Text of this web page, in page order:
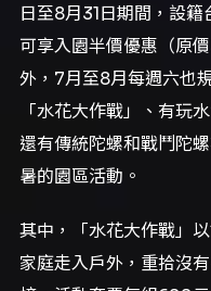
日至8月31日期間，設
可享入園半價優惠（原
外，7月至8月每週六也
「水花大作戰」、有玩
還有傳統陀螺和戰鬥陀
暑的園區活動。
其中，「水花大作戰」
家庭走入戶外，重拾沒